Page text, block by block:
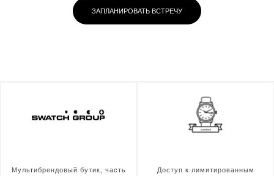
ЗАПЛАНИРОВАТЬ ВСТРЕЧУ
Мультибрендовый бутик, часть
Доступ к лимитированным